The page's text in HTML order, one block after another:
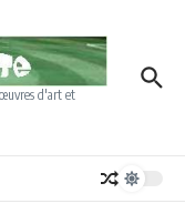
d'art et